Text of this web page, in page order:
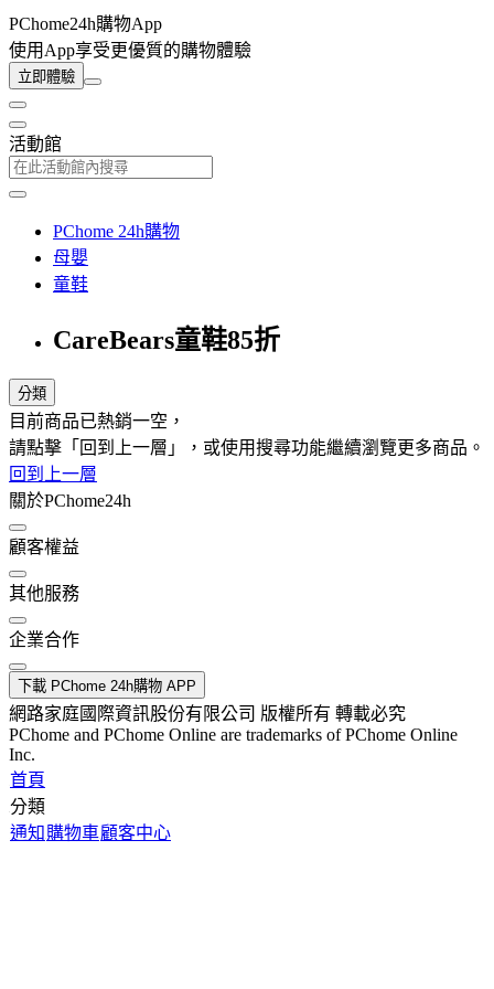
PChome24h購物App
使用App享受更優質的購物體驗
立即體驗
活動館
PChome 24h購物
母嬰
童鞋
CareBears童鞋85折
分類
目前商品已熱銷一空，
請點擊「回到上一層」，或使用搜尋功能繼續瀏覽更多商品。
回到上一層
關於PChome24h
顧客權益
其他服務
企業合作
下載 PChome 24h購物 APP
網路家庭國際資訊股份有限公司 版權所有 轉載必究
PChome and PChome Online are trademarks of PChome Online
Inc.
首頁
分類
通知 購物車顧客中心